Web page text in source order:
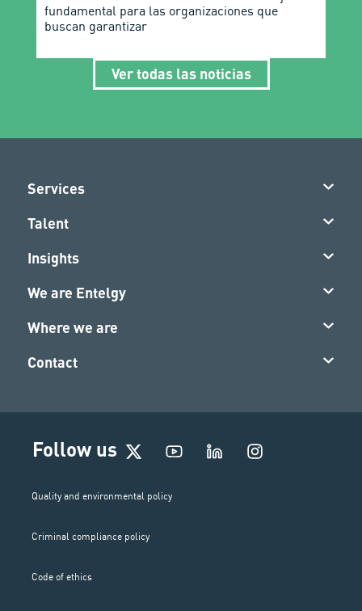
fundamental para las organizaciones que
buscan garantizar
Ver todas las noticias
Services
Talent
Insights
We are Entelgy
Where we are
Contact
Follow us
I
n
Quality and environmental policy
Criminal compliance policy
Code of ethics